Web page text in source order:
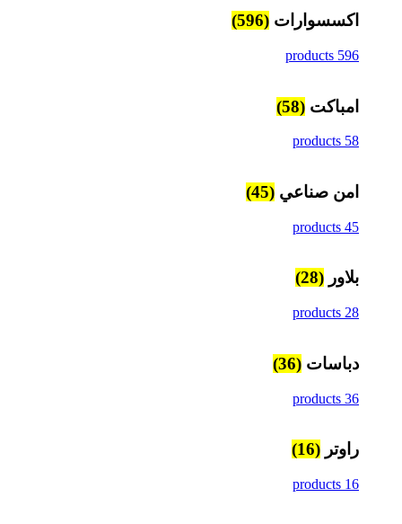
اكسسوارات (596)
596 products
امباكت (58)
58 products
امن صناعي (45)
45 products
بلاور (28)
28 products
دباسات (36)
36 products
راوتر (16)
16 products